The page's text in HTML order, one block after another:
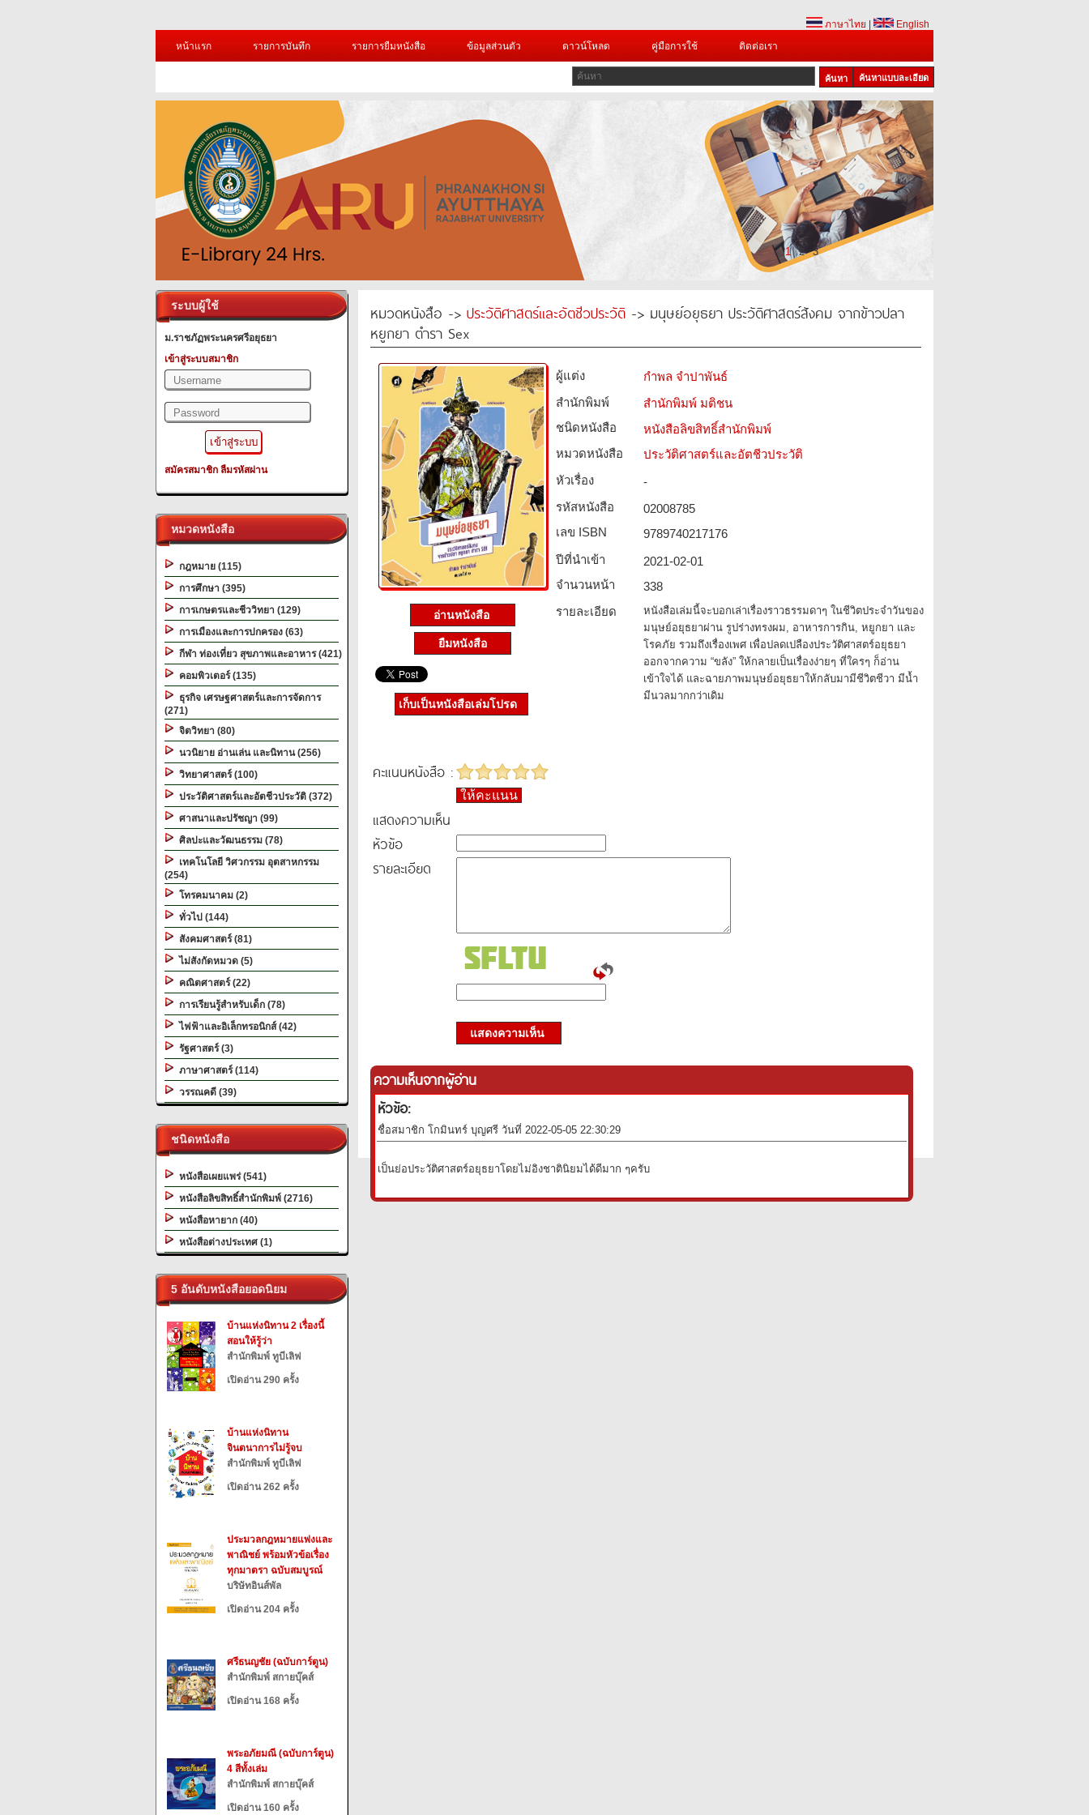
ภาษาไทย
English
หน้าแรก
รายการบันทึก รายการยืมหนังสือ ข้อมูลส่วนตัว ดาวน์โหลด คู่มือการใช้ ติดต่อเรา
ค้นหาแบบละเอียด
1 2 3
ระบบผู้ใช้
ม.ราชภัฏพระนครศรีอยุธยา
เข้าสู่ระบบสมาชิก
สมัครสมาชิก ลืมรหัสผ่าน
หมวดหนังสือ
กฎหมาย (115)
การศึกษา (395)
การเกษตรและชีววิทยา (129)
การเมืองและการปกครอง (63)
กีฬา ท่องเที่ยว สุขภาพและอาหาร (421)
คอมพิวเตอร์ (135)
ธุรกิจ เศรษฐศาสตร์และการจัดการ
(271)
จิตวิทยา (80)
นวนิยาย อ่านเล่น และนิทาน (256)
วิทยาศาสตร์ (100)
ประวัติศาสตร์และอัตชีวประวัติ (372)
ศาสนาและปรัชญา (99)
ศิลปะและวัฒนธรรม (78)
เทคโนโลยี วิศวกรรม อุตสาหกรรม
(254)
โทรคมนาคม (2)
ทั่วไป (144)
สังคมศาสตร์ (81)
ไม่สังกัดหมวด (5)
คณิตศาสตร์ (22)
การเรียนรู้สำหรับเด็ก (78)
ไฟฟ้าและอิเล็กทรอนิกส์ (42)
รัฐศาสตร์ (3)
ภาษาศาสตร์ (114)
วรรณคดี (39)
ชนิดหนังสือ
หนังสือเผยแพร่ (541)
หนังสือลิขสิทธิ์สำนักพิมพ์ (2716)
หนังสือหายาก (40)
หนังสือต่างประเทศ (1)
5 อันดับหนังสือยอดนิยม
บ้านแห่งนิทาน 2 เรื่องนี้
สอนให้รู้ว่า
สำนักพิมพ์ ทูบีเลิฟ
เปิดอ่าน 290 ครั้ง
บ้านแห่งนิทาน
จินตนาการไม่รู้จบ
สำนักพิมพ์ ทูบีเลิฟ
เปิดอ่าน 262 ครั้ง
ประมวลกฎหมายแพ่งและ
พาณิชย์ พร้อมหัวข้อเรื่อง
ทุกมาตรา ฉบับสมบูรณ์
บริษัทอินส์พัล
เปิดอ่าน 204 ครั้ง
ศรีธนญชัย (ฉบับการ์ตูน)
สำนักพิมพ์ สกายบุ๊คส์
เปิดอ่าน 168 ครั้ง
พระอภัยมณี (ฉบับการ์ตูน)
4 สีทั้งเล่ม
สำนักพิมพ์ สกายบุ๊คส์
เปิดอ่าน 160 ครั้ง
หมวดหนังสือ -> ประวัติศาสตร์และอัตชีวประวัติ -> มนุษย์อยุธยา ประวัติศาสตร์สังคม จากข้าวปลา
หยูกยา ตำรา Sex
อ่านหนังสือ
ยืมหนังสือ
ผู้แต่ง
กำพล จำปาพันธ์
สำนักพิมพ์
สำนักพิมพ์ มติชน
ชนิดหนังสือ­
หนังสือลิขสิทธิ์สำนักพิมพ์
หมวดหนังสือ­
ประวัติศาสตร์และอัตชีวประวัติ
หัวเรื่อง
-
รหัสหนังสือ­
02008785
เลข ISBN
9789740217176
ปีที่นำเข้า
2021-02-01
จำนวนหน้า
338
รายละเอียด
หนังสือเล่มนี้จะบอกเล่าเรื่องราวธรรมดาๆ ในชีวิตประจำวันของ
มนุษย์อยุธยาผ่าน รูปร่างทรงผม, อาหารการกิน, หยูกยา และ
โรคภัย รวมถึงเรื่องเพศ เพื่อปลดเปลืองประวัติศาสตร์อยุธยา
ออกจากความ “ขลัง” ให้กลายเป็นเรื่องง่ายๆ ที่ใครๆ ก็อ่าน
เข้าใจได้ และฉายภาพมนุษย์อยุธยาให้กลับมามีชีวิตชีวา มีน้ำ
มีนวลมากกว่าเดิม
เก็บเป็นหนังสือเล่มโปรด
คะแนนหนังสือ :
ให้คะแนน
แสดงความเห็น
หัวข้อ
รายละเอียด
แสดงความเห็น
ความเห็นจากผู้อ่าน
หัวข้อ:
ชื่อสมาชิก โกมินทร์ บุญศรี วันที่ 2022-05-05 22:30:29
เป็นย่อประวัติศาสตร์อยุธยาโดยไม่อิงชาตินิยมได้ดีมาก ๆครับ